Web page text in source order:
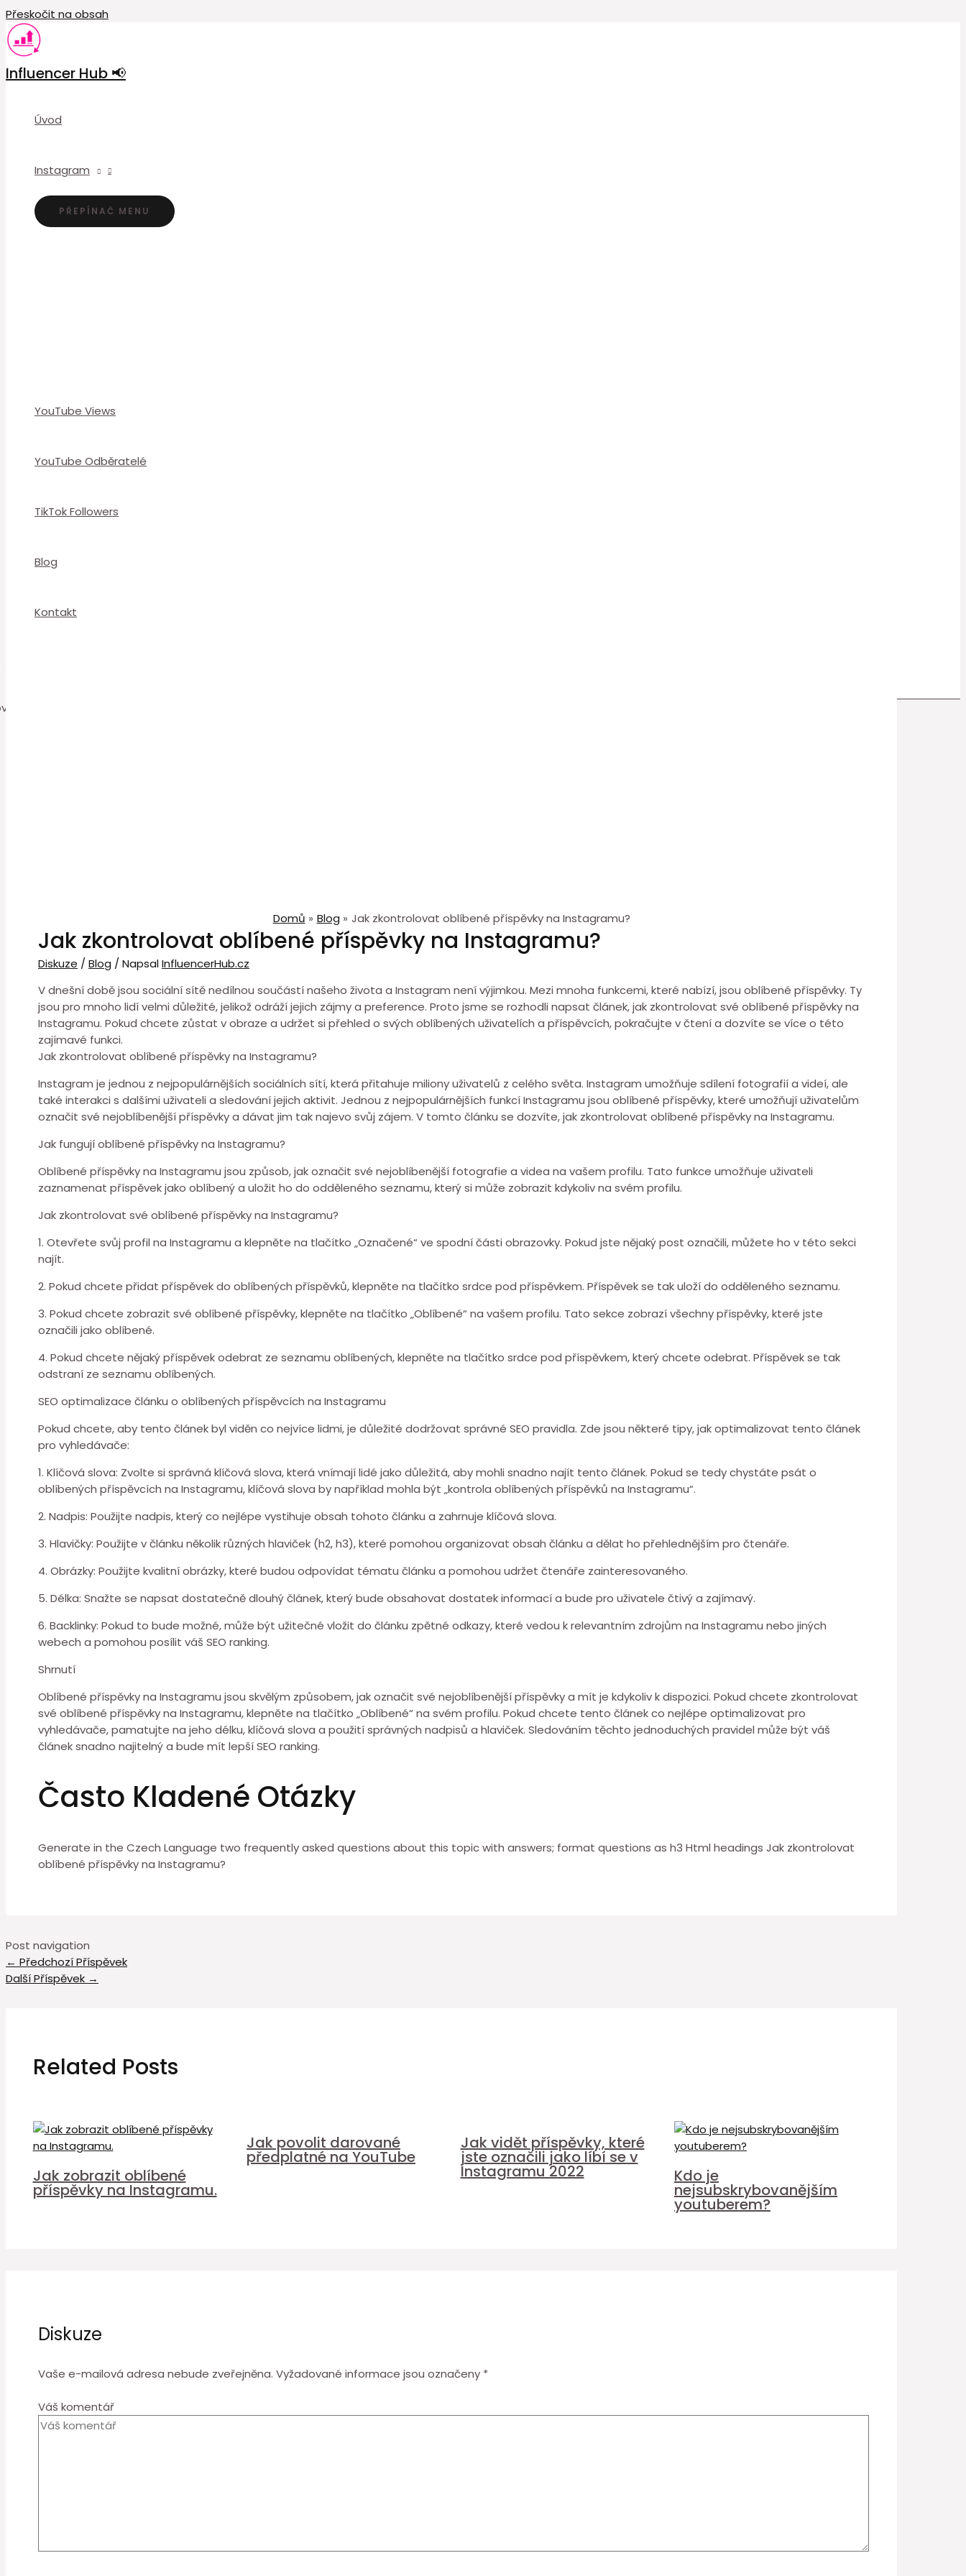
Přeskočit na obsah
Influencer Hub 📢
Úvod
Instagram
PŘEPÍNAČ MENU
YouTube Views
YouTube Odběratelé
TikTok Followers
Blog
Kontakt
Domů Blog Jak zkontrolovat oblíbené příspěvky na Instagramu?
Jak zkontrolovat oblíbené příspěvky na Instagramu?
Diskuze / Blog / NapsalInfluencerHub.cz
V dnešní době jsou sociální sítě nedílnou součástí našeho života a Instagram není výjimkou. Mezi mnoha funkcemi, které nabízí, jsou oblíbené příspěvky. Ty
jsou pro mnoho lidí velmi důležité, jelikož odráží jejich zájmy a preference. Proto jsme se rozhodli napsat článek, jak zkontrolovat své oblíbené příspěvky na
Instagramu. Pokud chcete zůstat v obraze a udržet si přehled o svých oblíbených uživatelích a příspěvcích, pokračujte v čtení a dozvíte se více o této
zajímavé funkci.
Jak zkontrolovat oblíbené příspěvky na Instagramu?
Instagram je jednou z nejpopulárnějších sociálních sítí, která přitahuje miliony uživatelů z celého světa. Instagram umožňuje sdílení fotografií a videí, ale
také interakci s dalšími uživateli a sledování jejich aktivit. Jednou z nejpopulárnějších funkcí Instagramu jsou oblíbené příspěvky, které umožňují uživatelům
označit své nejoblíbenější příspěvky a dávat jim tak najevo svůj zájem. V tomto článku se dozvíte, jak zkontrolovat oblíbené příspěvky na Instagramu.
Jak fungují oblíbené příspěvky na Instagramu?
Oblíbené příspěvky na Instagramu jsou způsob, jak označit své nejoblíbenější fotografie a videa na vašem profilu. Tato funkce umožňuje uživateli
zaznamenat příspěvek jako oblíbený a uložit ho do odděleného seznamu, který si může zobrazit kdykoliv na svém profilu.
Jak zkontrolovat své oblíbené příspěvky na Instagramu?
1. Otevřete svůj profil na Instagramu a klepněte na tlačítko „Označené“ ve spodní části obrazovky. Pokud jste nějaký post označili, můžete ho v této sekci
najít.
2. Pokud chcete přidat příspěvek do oblíbených příspěvků, klepněte na tlačítko srdce pod příspěvkem. Příspěvek se tak uloží do odděleného seznamu.
3. Pokud chcete zobrazit své oblíbené příspěvky, klepněte na tlačítko „Oblíbené“ na vašem profilu. Tato sekce zobrazí všechny příspěvky, které jste
označili jako oblíbené.
4. Pokud chcete nějaký příspěvek odebrat ze seznamu oblíbených, klepněte na tlačítko srdce pod příspěvkem, který chcete odebrat. Příspěvek se tak
odstraní ze seznamu oblíbených.
SEO optimalizace článku o oblíbených příspěvcích na Instagramu
Pokud chcete, aby tento článek byl viděn co nejvíce lidmi, je důležité dodržovat správné SEO pravidla. Zde jsou některé tipy, jak optimalizovat tento článek
pro vyhledávače:
1. Klíčová slova: Zvolte si správná klíčová slova, která vnímají lidé jako důležitá, aby mohli snadno najít tento článek. Pokud se tedy chystáte psát o
oblíbených příspěvcích na Instagramu, klíčová slova by například mohla být „kontrola oblíbených příspěvků na Instagramu“.
2. Nadpis: Použijte nadpis, který co nejlépe vystihuje obsah tohoto článku a zahrnuje klíčová slova.
3. Hlavičky: Použijte v článku několik různých hlaviček (h2, h3), které pomohou organizovat obsah článku a dělat ho přehlednějším pro čtenáře.
4. Obrázky: Použijte kvalitní obrázky, které budou odpovídat tématu článku a pomohou udržet čtenáře zainteresovaného.
5. Délka: Snažte se napsat dostatečně dlouhý článek, který bude obsahovat dostatek informací a bude pro uživatele čtivý a zajímavý.
6. Backlinky: Pokud to bude možné, může být užitečné vložit do článku zpětné odkazy, které vedou k relevantním zdrojům na Instagramu nebo jiných
webech a pomohou posílit váš SEO ranking.
Shrnutí
Oblíbené příspěvky na Instagramu jsou skvělým způsobem, jak označit své nejoblíbenější příspěvky a mít je kdykoliv k dispozici. Pokud chcete zkontrolovat
své oblíbené příspěvky na Instagramu, klepněte na tlačítko „Oblíbené“ na svém profilu. Pokud chcete tento článek co nejlépe optimalizovat pro
vyhledávače, pamatujte na jeho délku, klíčová slova a použití správných nadpisů a hlaviček. Sledováním těchto jednoduchých pravidel může být váš
článek snadno najitelný a bude mít lepší SEO ranking.
Často Kladené Otázky
Generate in the Czech Language two frequently asked questions about this topic with answers; format questions as h3 Html headings Jak zkontrolovat
oblíbené příspěvky na Instagramu?
Post navigation
← Předchozí Příspěvek
Další Příspěvek →
Related Posts
Jak zobrazit oblíbené
příspěvky na Instagramu.
Jak povolit darované
předplatné na YouTube
Jak vidět příspěvky, které
jste označili jako líbí se v
Instagramu 2022 Kdo je
nejsubskrybovanějším
youtuberem?
Diskuze
Vaše e-mailová adresa nebude zveřejněna. Vyžadované informace jsou označeny *
Váš komentář